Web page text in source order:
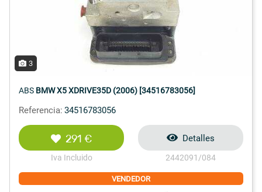
3
ABS BMW X5 XDRIVE35D (2006) [34516783056]
Referencia: 34516783056
291 €
Iva Incluido
Detalles
2442091/084
VENDEDOR